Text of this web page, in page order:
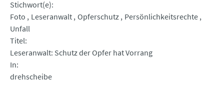
Stichwort(e)
Foto
Leseranwalt Opferschutz Persönlichkeitsrechte
Unfall
Titel
Leseranwalt: Schutz der Opfer hat Vorrang
In
drehscheibe